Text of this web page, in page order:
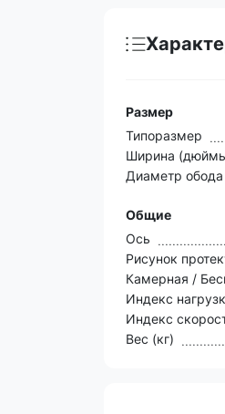
Размер
Типоразмер
Ширина
Диаметр обода
Общие
Ось
Рисунок
Камерная /
Индекс
Индекс
Вес (кг)